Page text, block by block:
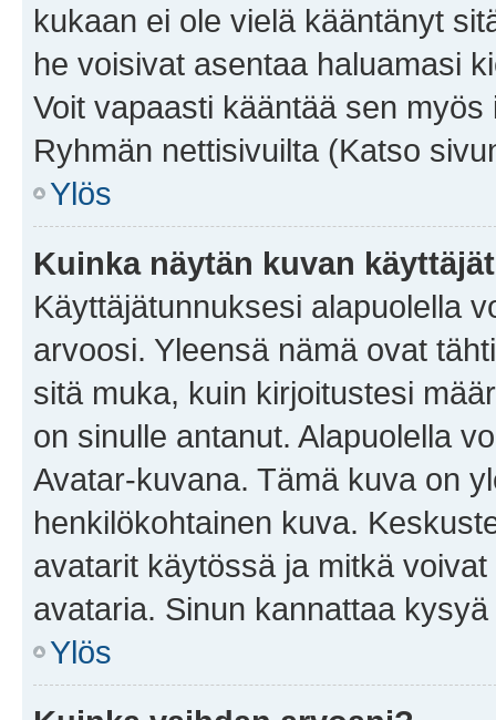
kukaan ei ole vielä kääntänyt
he voisivat asentaa haluamasi
Voit vapaasti kääntää sen
Ryhmän nettisivuilta (Katso
Ylös
Kuinka näytän kuvan
Käyttäjätunnuksesi alapuolella
arvoosi. Yleensä nämä ovat
sitä muka, kuin kirjoitustesi
on sinulle antanut. Alapuolella
Avatar-kuvana. Tämä kuva on
henkilökohtainen kuva.
avatarit käytössä ja mitkä
avataria. Sinun kannattaa
Ylös